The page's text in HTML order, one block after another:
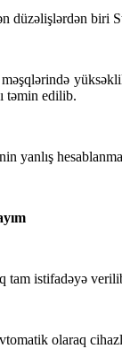
düzəlişlərdən biri
təmin edilib.
yanlış
istifadəyə
olaraq